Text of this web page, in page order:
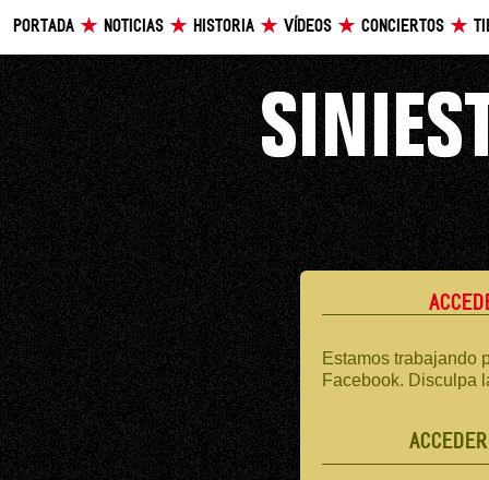
PORTADA NOTICIAS HISTORIA VÍDEOS CONCIERTOS
Estamos trabajando
Facebook. Disculpa